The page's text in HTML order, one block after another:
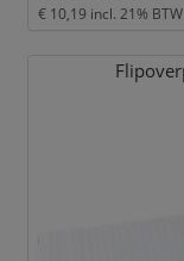
€ 10,19 incl. 21% BTW